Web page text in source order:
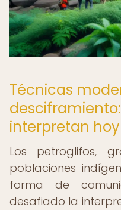
Técnicas
interpretan
Los petroglifos,
poblaciones
forma de
desafiado la